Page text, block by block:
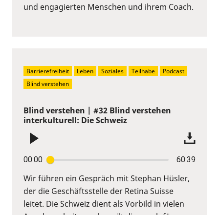
und engagierten Menschen und ihrem Coach.
Blind verstehen | #32 Blind verstehen
interkulturell: Die Schweiz
00:00 60:39
Wir führen ein Gespräch mit Stephan Hüsler,
der die Geschäftsstelle der Retina Suisse
leitet. Die Schweiz dient als Vorbild in vielen
Barrierefreiheit Leben Soziales Teilhabe
Podcast
Blind verstehen